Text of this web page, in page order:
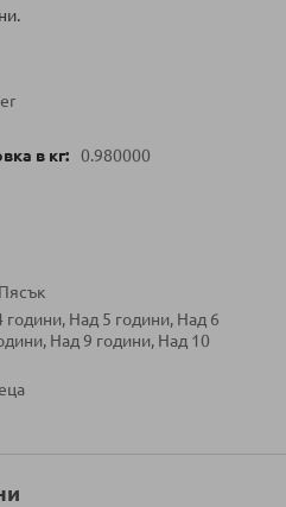
0.980000
години, Над 5 години, Над 6
Над 9 години, Над 10